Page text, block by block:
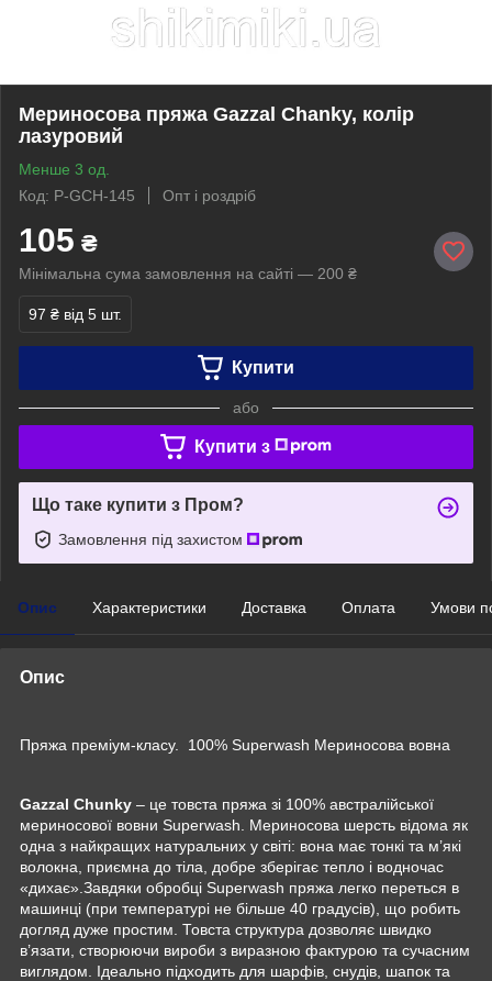
Мериносова пряжа Gazzal Chanky, колір
лазуровий
Менше 3 од.
Код: P-GCH-145
Опт і роздріб
105 ₴
Мінімальна сума замовлення на сайті — 200 ₴
97 ₴ від 5 шт.
Купити
або
Купити з
Що таке купити з Пром?
Замовлення під захистом
Опис Характеристики Доставка Оплата Умови
Опис
Пряжа преміум-класу. 100% Superwash Мериносова вовна
Gazzal Chunky – це товста пряжа зі 100% австралійської
мериносової вовни Superwash. Мериносова шерсть відома як
одна з найкращих натуральних у світі: вона має тонкі та м’які
волокна, приємна до тіла, добре зберігає тепло і водночас
«дихає».Завдяки обробці Superwash пряжа легко переться в
машинці (при температурі не більше 40 градусів), що робить
догляд дуже простим. Товста структура дозволяє швидко
в’язати, створюючи вироби з виразною фактурою та сучасним
виглядом. Ідеально підходить для шарфів, снудів, шапок та